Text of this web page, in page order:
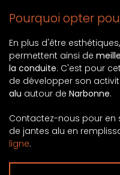
Pourquoi opter
En plus d'être
permettent ainsi de
la conduite. C'est pour
de développer son
alu autour de Narbonne.
Contactez-nous pour en
de jantes alu en
ligne.